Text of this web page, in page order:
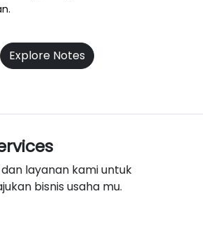
Explore Notes
layanan kami untuk
bisnis usaha mu.